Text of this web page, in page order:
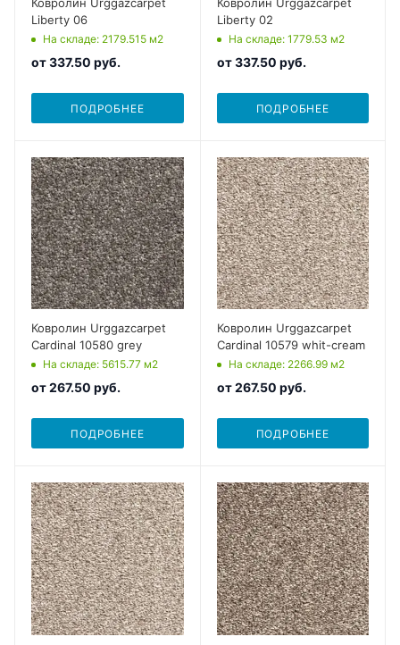
Liberty 06
На складе: 2179.515 м2
от337.50 руб.
ПОДРОБНЕЕ
Liberty 02
На складе: 1779.53 м2
от337.50 руб.
ПОДРОБНЕЕ
Ковролин Urggazcarpet
Cardinal 10580 grey
На складе: 5615.77 м2
от267.50 руб.
ПОДРОБНЕЕ
Ковролин Urggazcarpet
Cardinal 10579 whit-cream
На складе: 2266.99 м2
от267.50 руб.
ПОДРОБНЕЕ